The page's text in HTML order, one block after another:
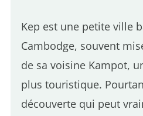
Kep est une petite ville
Cambodge, souvent
de sa voisine Kampot,
plus touristique.
découverte qui peut